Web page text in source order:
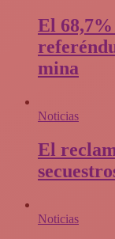
El 68,7%
mina
Noticias
El
Noticias